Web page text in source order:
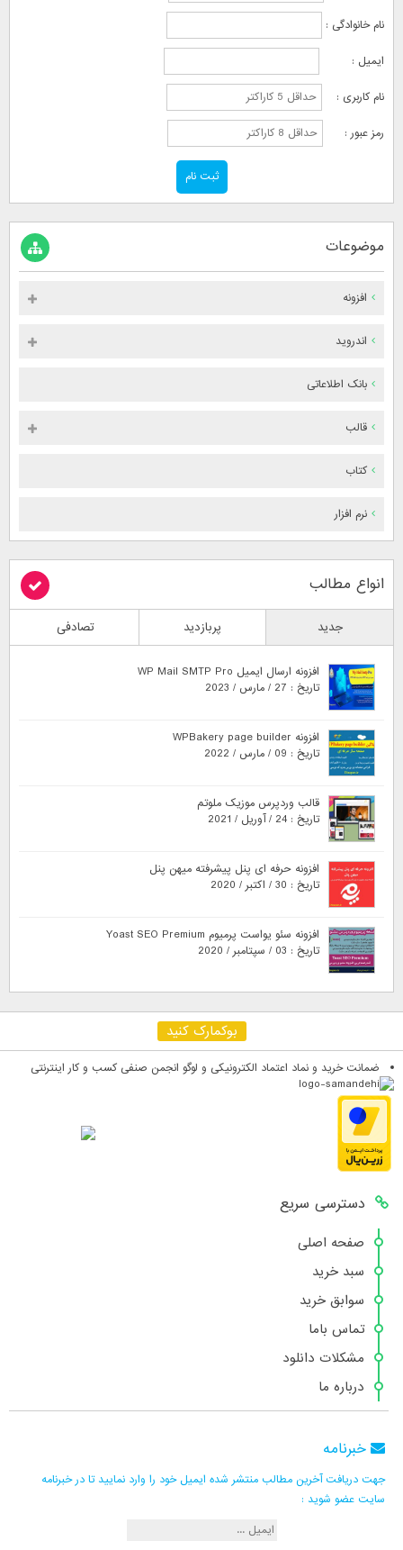
نام خانوادگی :
ایمیل :
نام کاربری :
رمز عبور :
موضوعات
افزونه
اندروید
بانک اطلاعاتی
قالب
کتاب
نرم افزار
انواع مطالب
جدید پربازدید تصادفی
افزونه ارسال ایمیل WP Mail SMTP Pro
تاریخ : 27 / مارس / 2023
افزونه WPBakery page builder
تاریخ : 09 / مارس / 2022
قالب وردپرس موزیک ملوتم
تاریخ : 24 / آوریل / 2021
افزونه حرفه ای پنل پیشرفته میهن پنل
تاریخ : 30 / اکتبر / 2020
افزونه سئو یواست پرمیوم Yoast SEO Premium
تاریخ : 03 / سپتامبر / 2020
بوکمارک کنید
ضمانت خرید و نماد اعتماد الکترونیکی و لوگو انجمن صنفی کسب و کار اینترنتی
دسترسی سریع
صفحه اصلی
سبد خرید
سوابق خرید
تماس باما
مشکلات دانلود
درباره ما
خبرنامه
جهت دریافت آخرین مطالب منتشر شده ایمیل خود را وارد نمایید تا در خبرنامه
سایت عضو شوید :